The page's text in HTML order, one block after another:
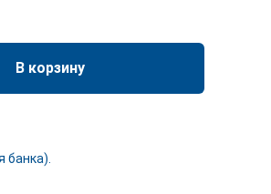
В корзину
банка).